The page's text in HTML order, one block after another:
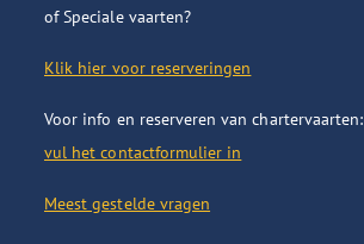
of Speciale vaarten?
Klik hier voor reserveringen
Voor info en reserveren van chartervaarten:
vul het contactformulier in
Meest gestelde vragen